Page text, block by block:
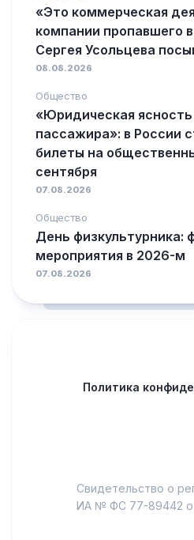
«Это коммерческая
компании пропавшего
Сергея Усольцева
08.08.2026
Общество
«Юридическая
пассажира»: в России
билеты на
сентября
07.08.2026
Общество
День физкультурника:
мероприятия в 2026-м
07.08.2026
Политика
Свидетельство о
ИА № ФС 77-89442